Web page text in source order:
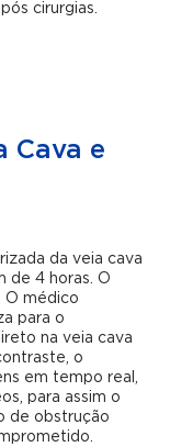
cirurgias.
Cava e
da veia cava
de 4 horas. O
O médico
para o
na veia cava
o
em tempo real,
para assim o
de obstrução